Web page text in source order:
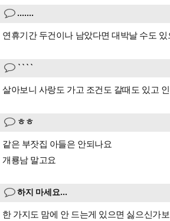
.......
연휴기간 두건이나 남았다면 대박날 수도
````
살아보니 사랑도 가고 조건도 갈때도 있고
ㅎㅎ
같은 부잣집 아들은 안되나요
개룡남 말고요
하지 마세요...
한 가지도 맘에 안 드는게 있으면 싫으신가